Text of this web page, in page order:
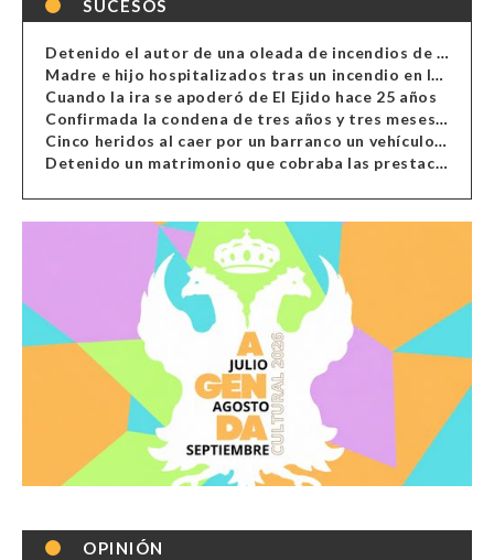
SUCESOS
Detenido el autor de una oleada de incendios de contenedores en Almería
Madre e hijo hospitalizados tras un incendio en la cocina de una vivienda en Almería
Cuando la ira se apoderó de El Ejido hace 25 años
Confirmada la condena de tres años y tres meses al hombre de Antas acusado de xenofobia
Cinco heridos al caer por un barranco un vehículo en Alcolea
Detenido un matrimonio que cobraba las prestaciones de ilegales en Almería, Granada, Málaga, Huelva y Murcia
OPINIÓN